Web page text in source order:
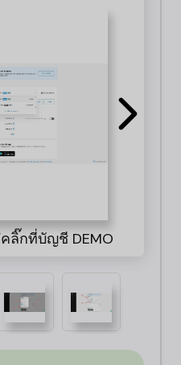
ลิ๊กที่บัญชี DEMO